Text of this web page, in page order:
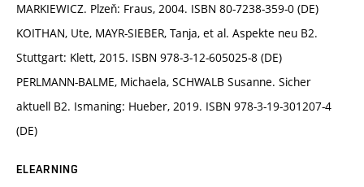
MARKIEWICZ. Plzeň: Fraus, 2004. ISBN 80-7238-359-0 (DE)
KOITHAN, Ute, MAYR-SIEBER, Tanja, et al. Aspekte neu B2.
Stuttgart: Klett, 2015. ISBN 978-3-12-605025-8 (DE)
PERLMANN-BALME, Michaela, SCHWALB Susanne. Sicher
aktuell B2. Ismaning: Hueber, 2019. ISBN 978-3-19-301207-4
(DE)
ELEARNING